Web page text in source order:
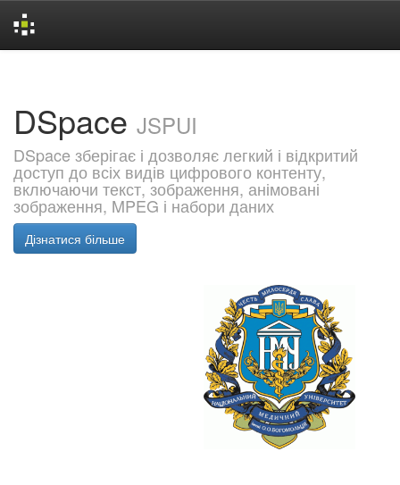
DSpace JSPUI
DSpace зберігає і дозволяє легкий і відкритий
доступ до всіх видів цифрового контенту,
включаючи текст, зображення, анімовані
зображення, MPEG і набори даних
Дізнатися більше